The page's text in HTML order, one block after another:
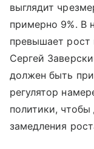
выглядит
примерно 9%. В
превышает рост
Сергей
должен быть
регулятор
политики, чтобы
замедления